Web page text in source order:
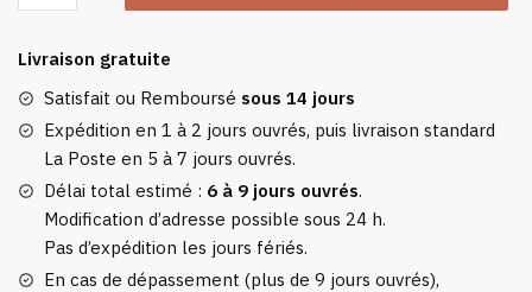
Chaussons
Côtelé
Livraison gratuite
Satisfait ou Remboursé sous 14 jours
Expédition en 1 à 2 jours ouvrés, puis livraison standard
La Poste en 5 à 7 jours ouvrés.
Délai total estimé : 6 à 9 jours ouvrés.
Modification d’adresse possible sous 24 h.
Pas d’expédition les jours fériés.
En cas de dépassement (plus de 9 jours ouvrés),